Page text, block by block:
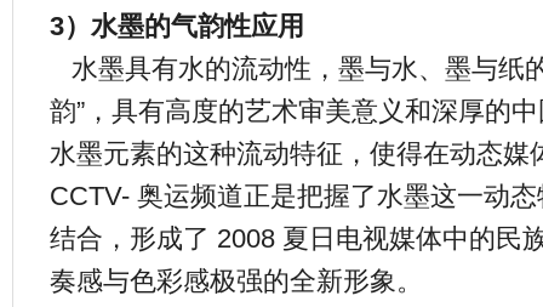
3）水墨的气韵性应用
水墨具有水的流动性，墨与水、墨与纸
韵”，具有高度的艺术审美意义和深厚的
水墨元素的这种流动特征，使得在动态媒
CCTV- 奥运频道正是把握了水墨这一动
结合，形成了 2008 夏日电视媒体中的民
奏感与色彩感极强的全新形象。